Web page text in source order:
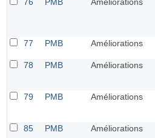
77 PMB Améliorations
78 PMB Améliorations
79 PMB Améliorations
85 PMB Améliorations